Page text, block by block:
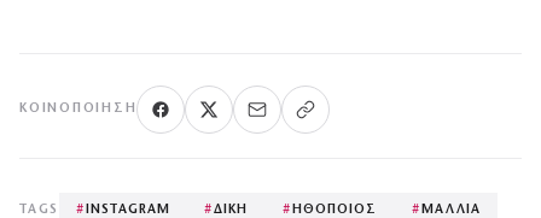
ΚΟΙΝΟΠΟΊΗΣΗ
TAGS # INSTAGRAM #ΔΙΚΗ # ΗΘΟΠΟΙΟΣ # ΜΑΛΛΙΑ